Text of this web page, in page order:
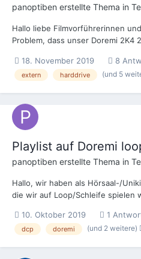
panoptiben erstellte Thema in
Hallo liebe Filmvorführerinnen
Problem, dass unser Doremi 2K4
USB-Festplatte nicht gefunden
Dateien funktionieren auf jeden
18. November 2019 8
extern harddrive (und 5
Playlist auf Doremi
panoptiben erstellte Thema in
Hallo, wir haben als Hörsaal-/
die wir auf Loop/Schleife spielen
DCP Server zu tun? Ich habe
Reiter als Wiedergabemodus auch
10. Oktober 2019 1
dcp doremi (und 2 weitere)